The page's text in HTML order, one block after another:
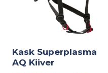
Kask Superplasma
AQ Kiiver